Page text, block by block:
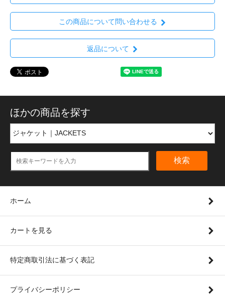
この商品について問い合わせる
返品について
ほかの商品を探す
検索
ホーム
カートを見る
特定商取引法に基づく表記
プライバシーポリシー